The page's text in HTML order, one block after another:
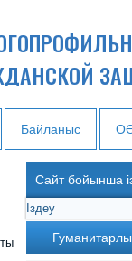
Байланыс
Сайт бойынша